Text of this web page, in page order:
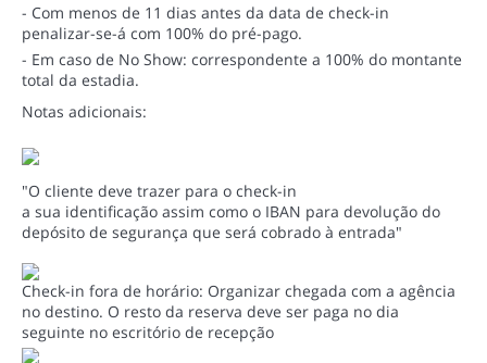
- Com menos de 11 dias antes da data de check-in
penalizar-se-á com 100% do pré-pago.
- Em caso de No Show: correspondente a 100% do montante
total da estadia.
Notas adicionais:
"O cliente deve trazer para o check-in
a sua identificação assim como o IBAN para devolução do
depósito de segurança que será cobrado à entrada"
Check-in fora de horário: Organizar chegada com a agência
no destino. O resto da reserva deve ser paga no dia
seguinte no escritório de recepção